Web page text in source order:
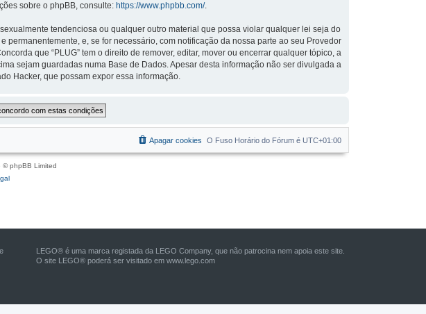
sobre o phpBB, consulte: https://www.phpbb.com/.
tendenciosa ou qualquer outro material que possa violar qualquer lei seja do
e, se for necessário, com notificação da nossa parte ao seu Provedor
que “PLUG” tem o direito de remover, editar, mover ou encerrar qualquer tópico, a
sejam guardadas numa Base de Dados. Apesar desta informação não ser divulgada a
Hacker, que possam expor essa informação.
O Fuso Horário do Fórum é UTC+01:00
Apagar cookies
© phpBB Limited
LEGO® é uma marca registada da LEGO Company, que não patrocina nem apoia este site.
O site LEGO® poderá ser visitado em www.lego.com